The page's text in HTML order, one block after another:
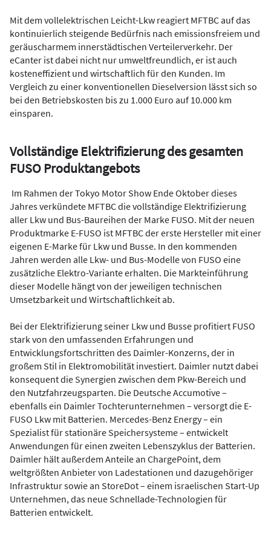
Mit dem vollelektrischen Leicht-Lkw reagiert MFTBC auf das
kontinuierlich steigende Bedürfnis nach emissionsfreiem und
geräuscharmem innerstädtischen Verteilerverkehr. Der
eCanter ist dabei nicht nur umweltfreundlich, er ist auch
kosteneffizient und wirtschaftlich für den Kunden. Im
Vergleich zu einer konventionellen Dieselversion lässt sich so
bei den Betriebskosten bis zu 1.000 Euro auf 10.000 km
einsparen.
Vollständige Elektrifizierung des gesamten
FUSO Produktangebots
Im Rahmen der Tokyo Motor Show Ende Oktober dieses
Jahres verkündete MFTBC die vollständige Elektrifizierung
aller Lkw und Bus-Baureihen der Marke FUSO. Mit der neuen
Produktmarke E-FUSO ist MFTBC der erste Hersteller mit einer
eigenen E-Marke für Lkw und Busse. In den kommenden
Jahren werden alle Lkw- und Bus-Modelle von FUSO eine
zusätzliche Elektro-Variante erhalten. Die Markteinführung
dieser Modelle hängt von der jeweiligen technischen
Umsetzbarkeit und Wirtschaftlichkeit ab.
Bei der Elektrifizierung seiner Lkw und Busse profitiert FUSO
stark von den umfassenden Erfahrungen und
Entwicklungsfortschritten des Daimler-Konzerns, der in
großem Stil in Elektromobilität investiert. Daimler nutzt dabei
konsequent die Synergien zwischen dem Pkw-Bereich und
den Nutzfahrzeugsparten. Die Deutsche Accumotive –
ebenfalls ein Daimler Tochterunternehmen – versorgt die E-
FUSO Lkw mit Batterien. Mercedes-Benz Energy – ein
Spezialist für stationäre Speichersysteme – entwickelt
Anwendungen für einen zweiten Lebenszyklus der Batterien.
Daimler hält außerdem Anteile an ChargePoint, dem
weltgrößten Anbieter von Ladestationen und dazugehöriger
Infrastruktur sowie an StoreDot – einem israelischen Start-Up
Unternehmen, das neue Schnellade-Technologien für
Batterien entwickelt.